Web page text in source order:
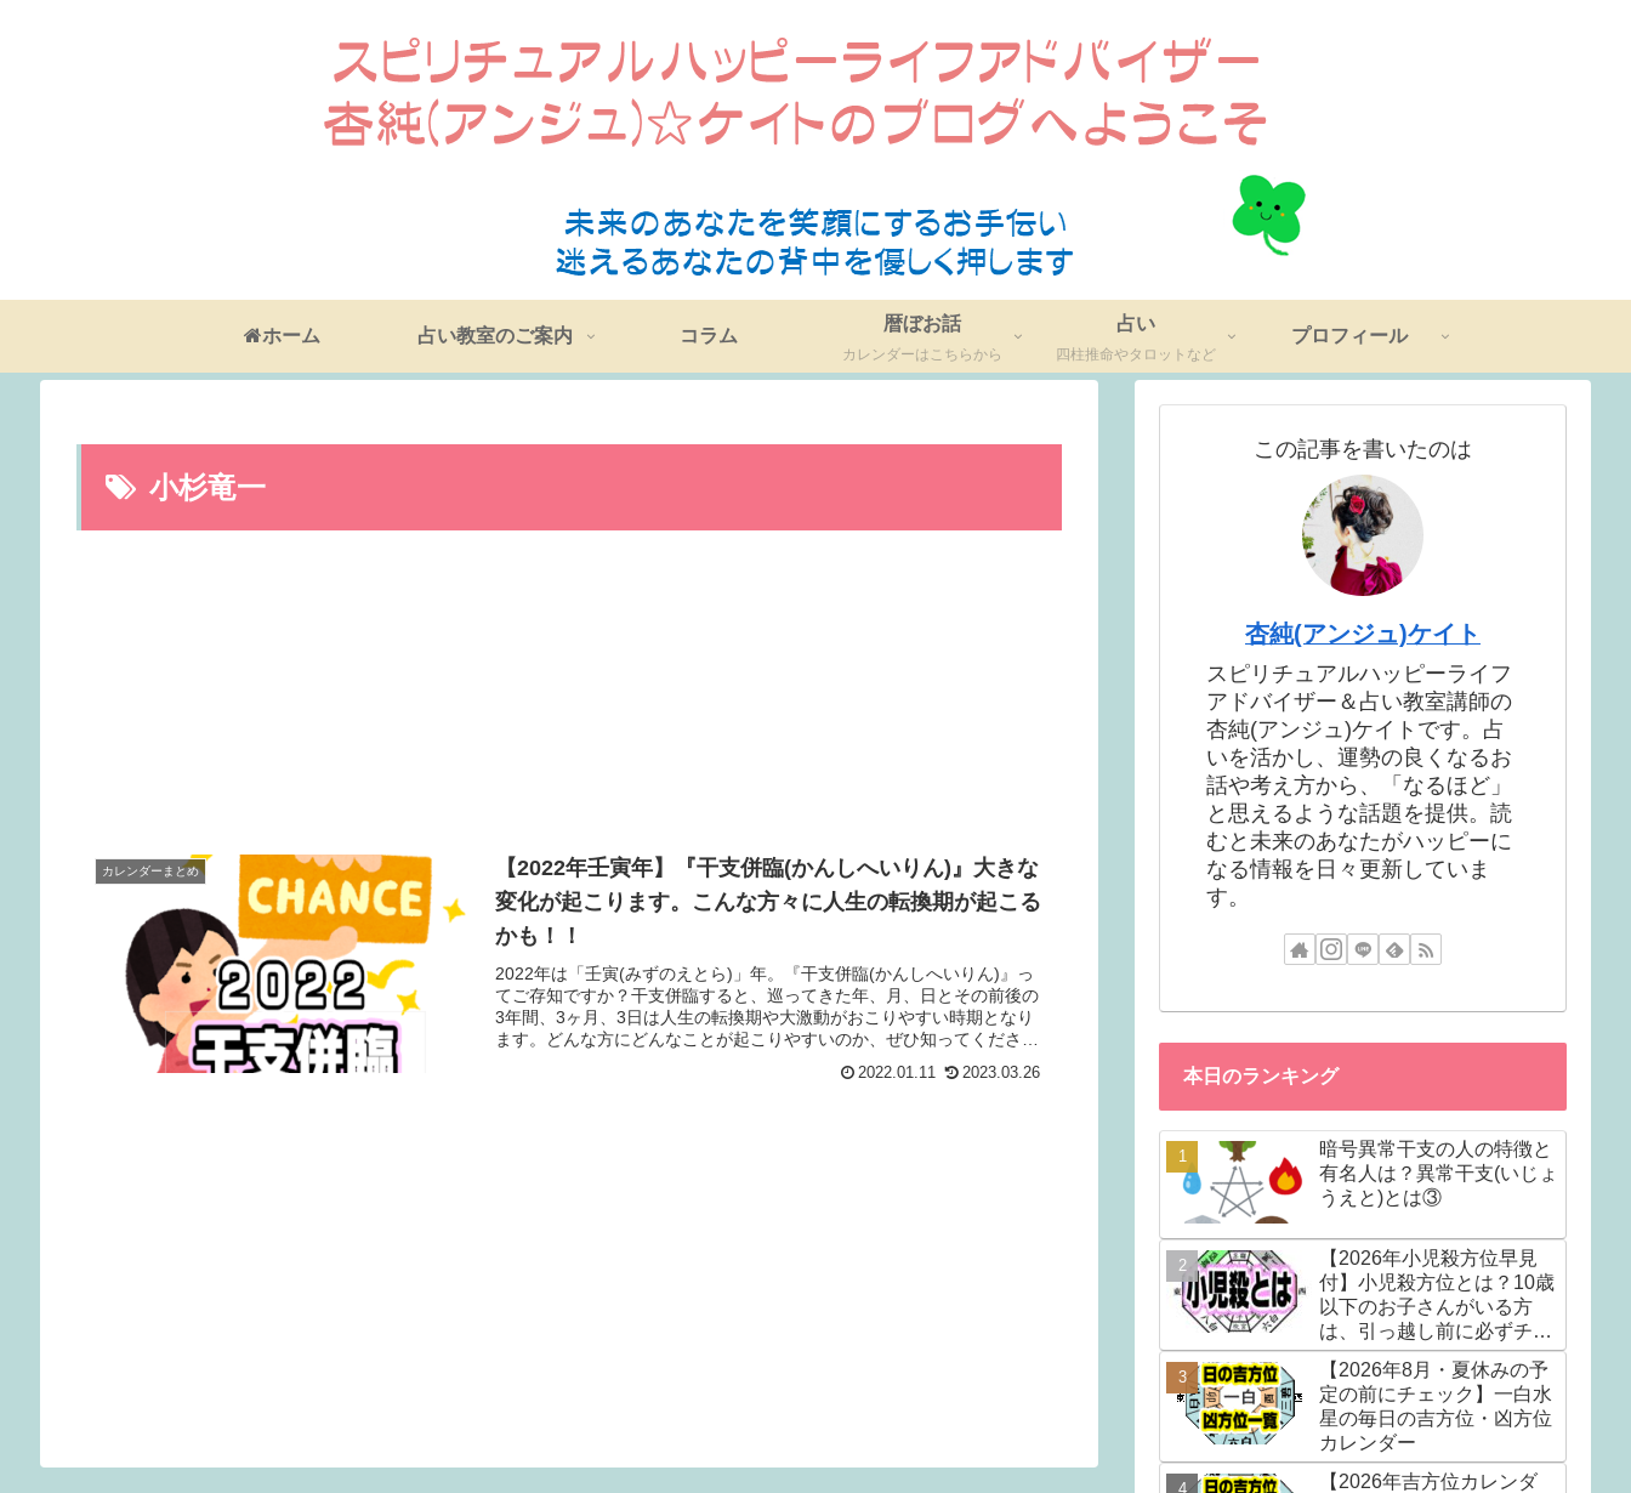
ホーム 占い教室のご案内 コラム
暦ぼお話
カレンダーはこちらから
占い
四柱推命やタロットなど
プロフィール
小杉竜一
カレンダーまとめ
【2022年壬寅年】『干支併臨(かんしへいりん)』大きな
変化が起こります。こんな方々に人生の転換期が起こる
かも！！
2022年は「壬寅(みずのえとら)」年。『干支併臨(かんしへいりん)』っ
てご存知ですか？干支併臨すると、巡ってきた年、月、日とその前後の
3年間、3ヶ月、3日は人生の転換期や大激動がおこりやすい時期となり
ます。どんな方にどんなことが起こりやすいのか、ぜひ知ってくださ
2022.01.11 2023.03.26
この記事を書いたのは
杏純(アンジュ)ケイト
スピリチュアルハッピーライフ
アドバイザー＆占い教室講師の
杏純(アンジュ)ケイトです。占
いを活かし、運勢の良くなるお
話や考え方から、「なるほど」
と思えるような話題を提供。読
むと未来のあなたがハッピーに
なる情報を日々更新していま
す。
本日のランキング
暗号異常干支の人の特徴と
有名人は？異常干支(いじょ
うえと)とは③
【2026年小児殺方位早見
付】小児殺方位とは？10歳
以下のお子さんがいる方
は、引っ越し前に必ずチェ
ック！！
【2026年8月・夏休みの予
定の前にチェック】一白水
星の毎日の吉方位・凶方位
カレンダー
【2026年吉方位カレンダ